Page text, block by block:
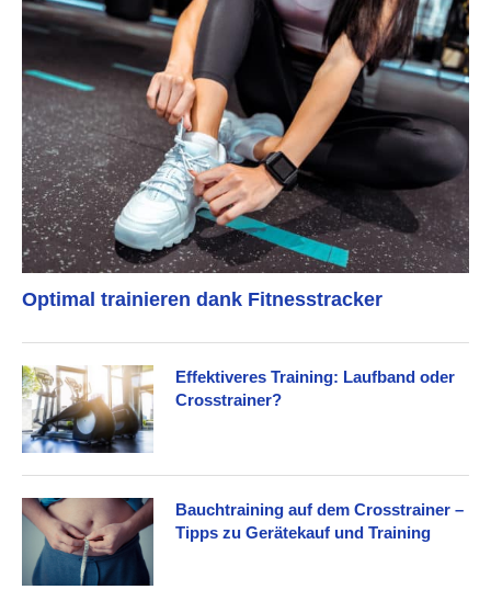
Optimal trainieren dank Fitnesstracker
Effektiveres Training: Laufband oder
Crosstrainer?
Bauchtraining auf dem Crosstrainer –
Tipps zu Gerätekauf und Training